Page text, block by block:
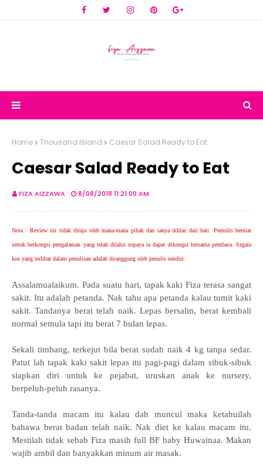
Home Thousand Island Caesar Salad Ready to Eat
Caesar Salad Ready to Eat
FIZA AIZZAWA 8/08/2018 11:21:00 AM
Nota : Review ini tidak ditaja oleh mana-mana pihak dan ianya ikhlas dari hati. Pemulis berniat
untuk berkongsi pengalaman yang telah dilalui supaya ia dapat dikongsi bersama pembaca. Segala
kos yang terlibat dalam penulisan adalah ditanggung oleh penulis sendiri.
Assalamualaikum. Pada suatu hari, tapak kaki Fiza terasa sangat
sakit. Itu adalah petanda. Nak tahu apa petanda kalau tumit kaki
sakit. Tandanya berat telah naik. Lepas bersalin, berat kembali
normal semula tapi itu berat 7 bulan lepas.
Sekali timbang, terkejut bila berat sudah naik 4 kg tanpa sedar.
Patut lah tapak kaki sakit lepas itu pagi-pagi dalam sibuk-sibuk
siapkan diri untuk ke pejabat, uruskan anak ke nursery,
berpeluh-peluh rasanya.
Tanda-tanda macam itu kalau dah muncul maka ketahuilah
bahawa berat badan telah naik. Nak diet ke kalau macam itu.
Mestilah tidak sebab Fiza masih full BF baby Huwainaa. Makan
wajib ambil dan banyakkan minum air masak.